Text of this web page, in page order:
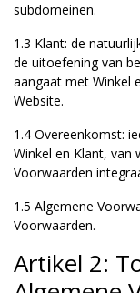
subdomeinen.
1.3 Klant: de
de uitoefening van
aangaat met Winkel
Website.
1.4 Overeenkomst:
Winkel en Klant, van
Voorwaarden
1.5 Algemene
Voorwaarden.
Artikel 2: